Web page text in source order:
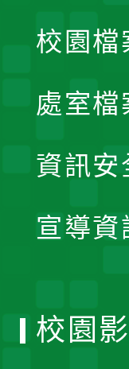
校園檔
處室檔
資訊安
宣導資
校園